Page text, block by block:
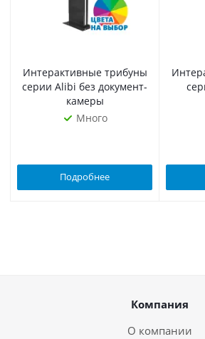
Интерактивные трибуны
серии Alibi без документ-
камеры
Много
Подробнее
Компания
О компании